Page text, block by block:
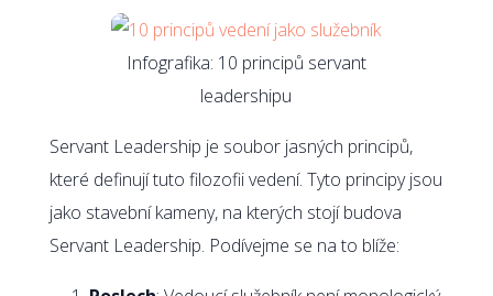
Infografika: 10 principů servant
leadershipu
Servant Leadership je soubor jasných principů,
které definují tuto filozofii vedení. Tyto principy jsou
jako stavební kameny, na kterých stojí budova
Servant Leadership. Podívejme se na to blíže: